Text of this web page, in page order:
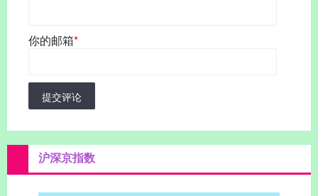
你的邮箱*
提交评论
沪深京指数